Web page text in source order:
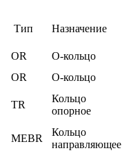
Тип Назначение
OR
О-кольцо
OR
О-кольцо
TR
Кольцо
опорное
MEBR
Кольцо
направляющее